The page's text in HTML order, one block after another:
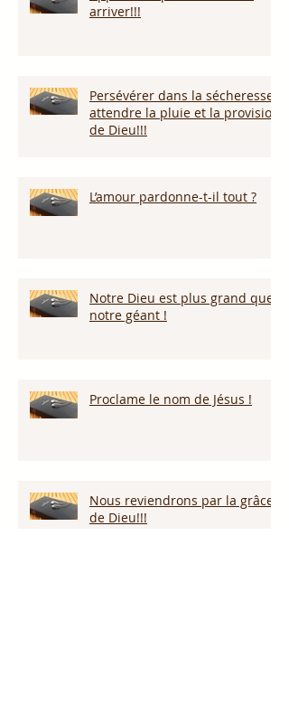
arriver!!!
Persévérer dans la sécheresse :
attendre la pluie et la provision
de Dieu!!!
L’amour pardonne-t-il tout ?
Notre Dieu est plus grand que
notre géant !
Proclame le nom de Jésus !
Nous reviendrons par la grâce
de Dieu!!!